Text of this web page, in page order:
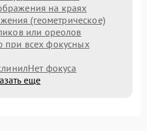
на краях
(геометрическое)
или ореолов
при всех фокусных
Нет фокуса
еще